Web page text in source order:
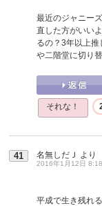
最近のジャニー
直した方がいい
るの？3年以上
や二階堂に切り
それな！
41 名無しだＪ より
2016年1月12日
平成で生き残れ